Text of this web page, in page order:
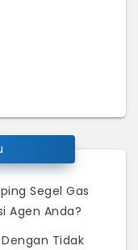
Segel Gas
Agen Anda?
Tidak